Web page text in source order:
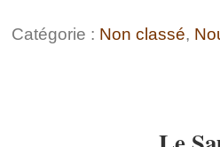
Catégorie : Non classé,